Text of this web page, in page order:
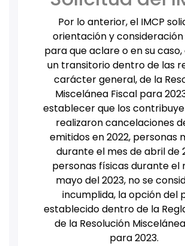
Por lo anterior, el IMCP
orientación y consideración
para que aclare o en su
un transitorio dentro de las
carácter general, de la
Miscelánea Fiscal para
establecer que los
realizaron cancelaciones
emitidos en 2022, personas
durante el mes de abril de
personas físicas durante el
mayo del 2023, no se
incumplida, la opción del
establecido dentro de la Regla
de la Resolución
para 2023.